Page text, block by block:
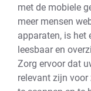
met de mobiele
meer mensen
apparaten, is het
leesbaar en
Zorg ervoor dat
relevant zijn